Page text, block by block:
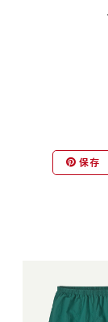
保存